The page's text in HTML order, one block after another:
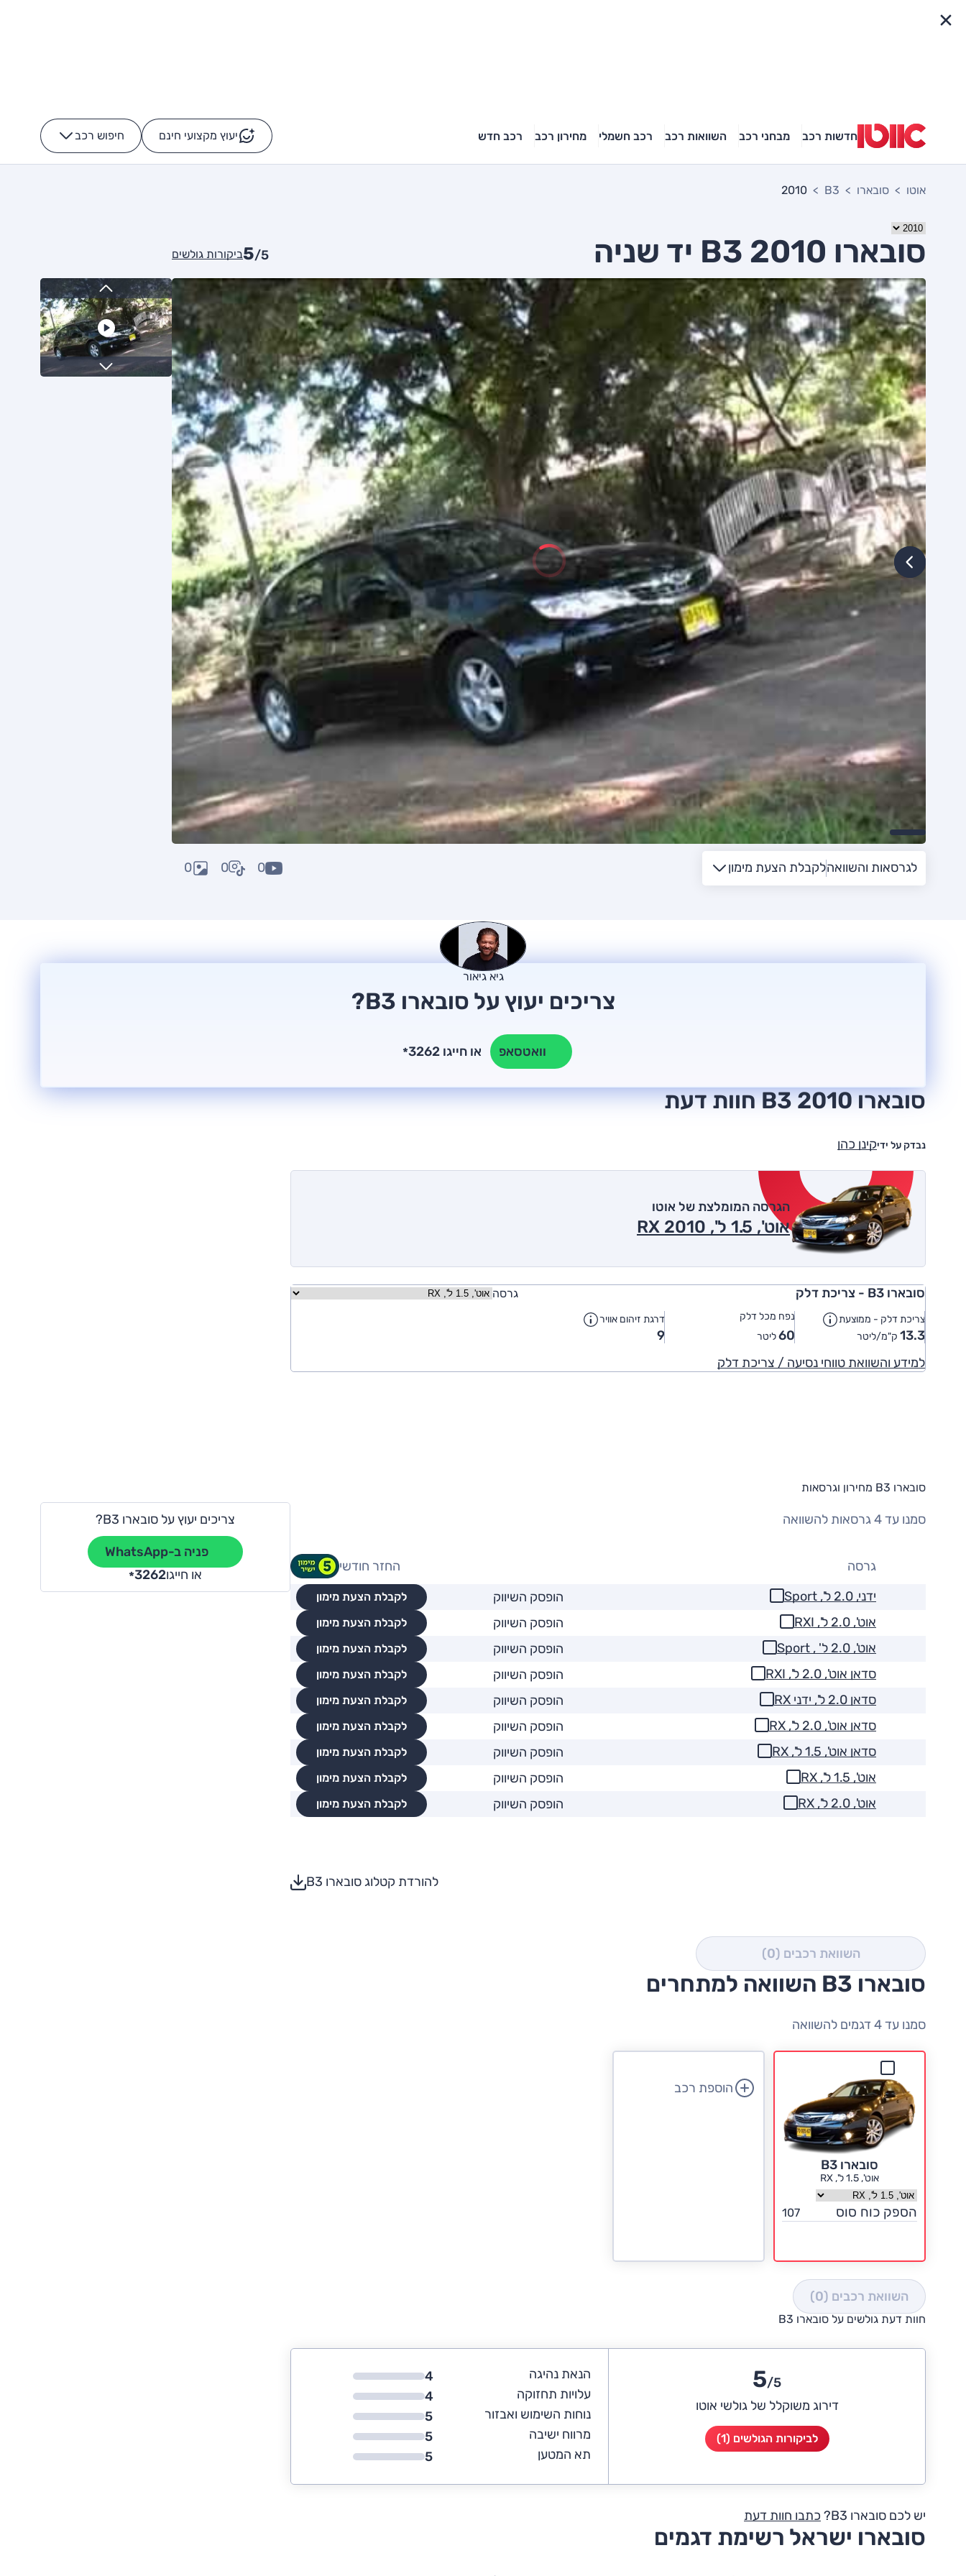
חדשות רכב מבחני רכב השוואות רכב רכב חשמלי מחירון רכב רכב חדש יעוץ מקצועי חינם חיפוש רכב -
אוטו סובארו B3
2010
סובארו B3 2010 יד שניה 5/5 ביקורות גולשים
לגרסאות והשוואהלקבלת הצעת מימון 0
0
0
גיא גיאור
צריכים יעוץ על סובארו B3?
וואטסאפ * או חייגו 3262
סובארו B3 2010 חוות דעת
נבדק על ידיקינן כהן
הגרסה המומלצת של אוטו
אוט', 1.5 ל', RX 2010
סובארו B3 - צריכת דלק גרסה
צריכת דלק - ממוצעת
13.3 ק"מ/ליטר
נפח מכל דלק
60ליטר
דרגת זיהום אוויר
9
למידע והשוואת טווחי נסיעה / צריכת דלק
סובארו B3 מחירון וגרסאות
סמנו עד 4 גרסאות להשוואה
גרסה
החזר חודשי
ידני, 2.0 ל', Sport
הופסק השיווק לקבלת הצעת מימון
אוט', 2.0 ל', RXI הופסק השיווק לקבלת הצעת מימון
אוט', 2.0 ל' , Sport הופסק השיווק לקבלת הצעת מימון
סדאן אוט', 2.0 ל', RXI הופסק השיווק לקבלת הצעת מימון
סדאן 2.0 ל', ידני RX הופסק השיווק לקבלת הצעת מימון
סדאן אוט', 2.0 ל', RX הופסק השיווק לקבלת הצעת מימון
סדאן אוט', 1.5 ל', RX הופסק השיווק לקבלת הצעת מימון
אוט', 1.5 ל', RX הופסק השיווק לקבלת הצעת מימון
אוט', 2.0 ל', RX הופסק השיווק לקבלת הצעת מימון
להורדת קטלוג סובארו B3
השוואת רכבים (0)
צריכים יעוץ על סובארו B3?
פניה ב-WhatsApp
או חייגו
*3262
סובארו B3 השוואה למתחרים
סמנו עד 4 דגמים להשוואה
סובארו B3
אוט', 1.5 ל', RX
בחר גרסה סובארו B3
הספק כוח סוס 107
הוספת רכב
השוואת רכבים (0)
חוות דעת גולשים על סובארו B3
5/5
דירוג משוקלל של גולשי אוטו
לביקורות הגולשים (1)
הנאת נהיגה
4
עלויות תחזוקה
4
נוחות השימוש ואבזור
5
מרווח ישיבה
5
תא המטען
5
יש לכם סובארו B3? כתבו חוות דעת
סובארו ישראל רשימת דגמים